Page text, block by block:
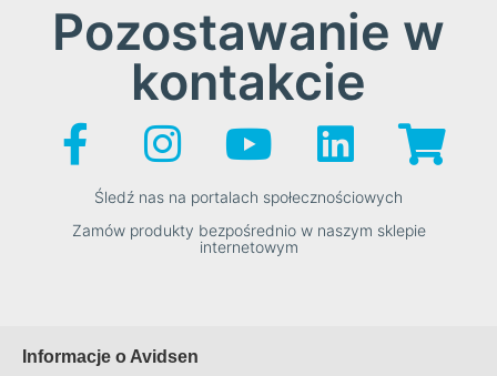
Pozostawanie w
kontakcie
Śledź nas na portalach społecznościowych
Zamów produkty bezpośrednio w naszym sklepie
internetowym
Informacje o Avidsen